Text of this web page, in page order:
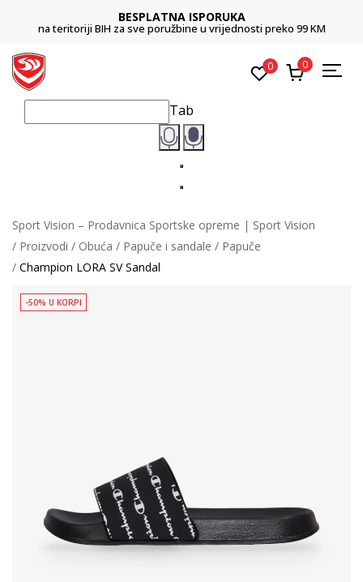
BESPLATNA ISPORUKA
na teritoriji BIH za sve poružbine u vrijednosti preko 99 KM
0 0
Tab
Sport Vision – Prodavnica Sportske opreme | Sport Vision
Proizvodi
Obuća Papuče i sandale
Papuče
Champion LORA SV Sandal
-50% U KORPI